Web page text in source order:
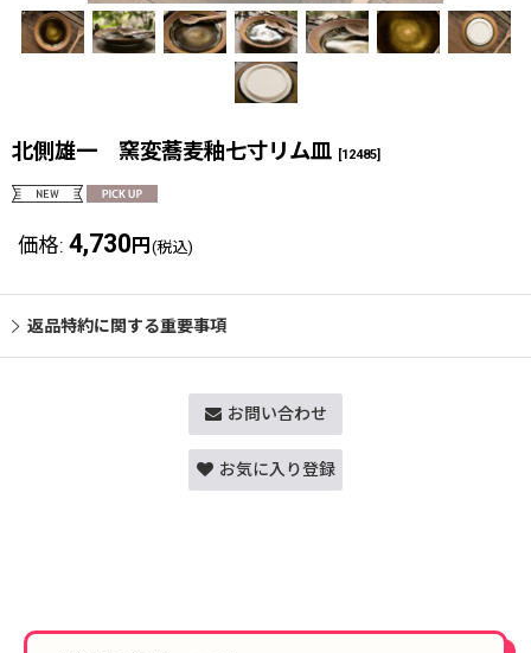
北側雄一 窯変蕎麦釉七寸リム皿 [12485]
価格: 4,730 円 (税込)
返品特約に関する重要事項
お問い合わせ
お気に入り登録